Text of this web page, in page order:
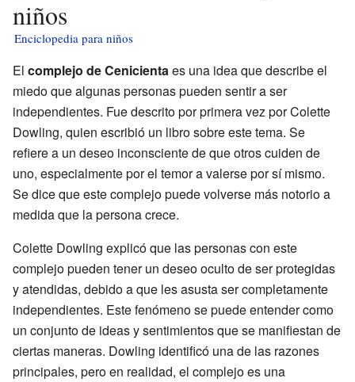
niños
Enciclopedia para niños
El complejo de Cenicientaes una idea que describe el
miedo que algunas personas pueden sentir a ser
independientes. Fue descrito por primera vez por Colette
Dowling, quien escribió un libro sobre este tema. Se
refiere a un deseo inconsciente de que otros cuiden de
uno, especialmente por el temor a valerse por sí mismo.
Se dice que este complejo puede volverse más notorio a
medida que la persona crece.
Colette Dowling explicó que las personas con este
complejo pueden tener un deseo oculto de ser protegidas
y atendidas, debido a que les asusta ser completamente
independientes. Este fenómeno se puede entender como
un conjunto de ideas y sentimientos que se manifiestan de
ciertas maneras. Dowling identificó una de las razones
principales, pero en realidad, el complejo es una